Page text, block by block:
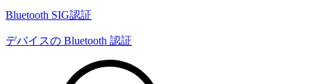
Bluetooth SIG認証
デバイスの Bluetooth 認証